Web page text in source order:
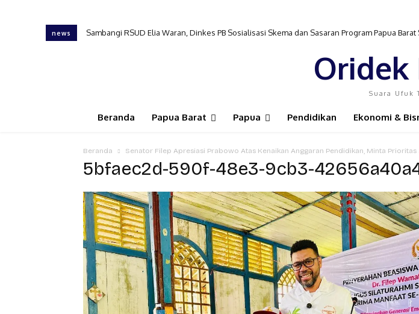
news Sambangi RSUD Elia Waran, Dinkes PB Sosialisasi Skema dan Sasaran Program Papua Barat
Oridek
Suara Ufuk
Beranda Papua Barat Papua Pendidikan Ekonomi &
Beranda Senator Filep Apresiasi Prabowo Atas Kenaikan Anggaran Pendidikan, Minta Prioritas
5bfaec2d-590f-48e3-9cb3-